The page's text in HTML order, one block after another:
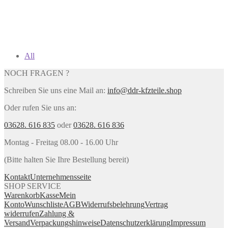
All
NOCH FRAGEN ?
Schreiben Sie uns eine Mail an: info@ddr-kfzteile.shop
Oder rufen Sie uns an:
03628. 616 835 oder03628. 616 836
Montag - Freitag 08.00 - 16.00 Uhr
(Bitte halten Sie Ihre Bestellung bereit)
KontaktUnternehmensseite
SHOP SERVICE
WarenkorbKasseMein
KontoWunschlisteAGBWiderrufsbelehrungVertrag
widerrufenZahlung &
VersandVerpackungshinweiseDatenschutzerklärungImpressum